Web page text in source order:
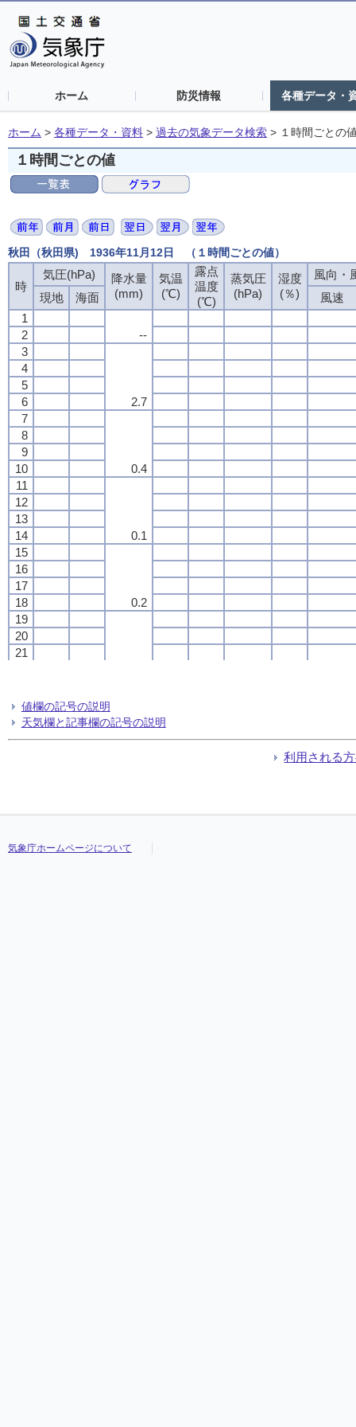
ホーム 防災情報 各種データ・
ホーム > 各種データ・資料 > 過去の気象データ検索 > １時間ごとの
１時間ごとの値
秋田（秋田県) 1936年11月12日 （１時間ごとの値）
時
気圧(hPa)
降水量
(mm)
気温
(℃)
露点
温度
(℃)
蒸気圧
(hPa)
湿度
(％)
風向・
現地
海面
風速
1
--
2
3
2.7
4
5
6
7
0.4
8
9
10
11
0.1
12
13
14
15
0.2
16
17
18
19
20
21
24
時
気圧(hPa)
降水量
(mm)
気温
(℃)
露点
温度
(℃)
蒸気圧
(hPa)
湿度
(％)
風向・
現地
海面
風速
1
--
2
3
2.7
4
5
6
7
0.4
8
9
10
11
0.1
12
13
14
15
0.2
16
17
18
19
20
21
24
時
気圧(hPa)
降水量
(mm)
気温
(℃)
露点
温度
(℃)
蒸気圧
(hPa)
湿度
(％)
風向・
現地
海面
風速
1
--
2
3
2.7
4
5
6
7
0.4
8
9
10
11
0.1
12
13
14
15
0.2
16
17
18
19
20
21
24
時
気圧(hPa)
降水量
(mm)
気温
(℃)
露点
温度
(℃)
蒸気圧
(hPa)
湿度
(％)
風向・
現地
海面
風速
1
--
2
3
2.7
4
5
6
7
0.4
8
9
10
11
0.1
12
13
14
15
0.2
16
17
18
19
20
21
24
値欄の記号の説明
天気欄と記事欄の記号の説明
利用される
気象庁ホームページについて